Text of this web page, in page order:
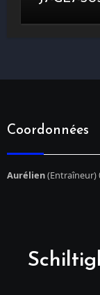
Coordonnées
Aurélien(Entraîneur)